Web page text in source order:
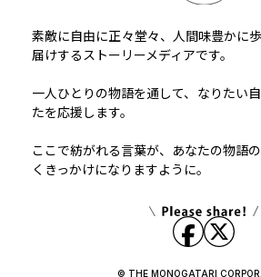
素敵に自由に正々堂々、人間味豊かに
届けするストーリーメディアです。
一人ひとりの物語を通して、なりたい
たを応援します。
ここで紡がれる言葉が、あなたの物語
くきっかけになりますように。
© THE MONOGATARI